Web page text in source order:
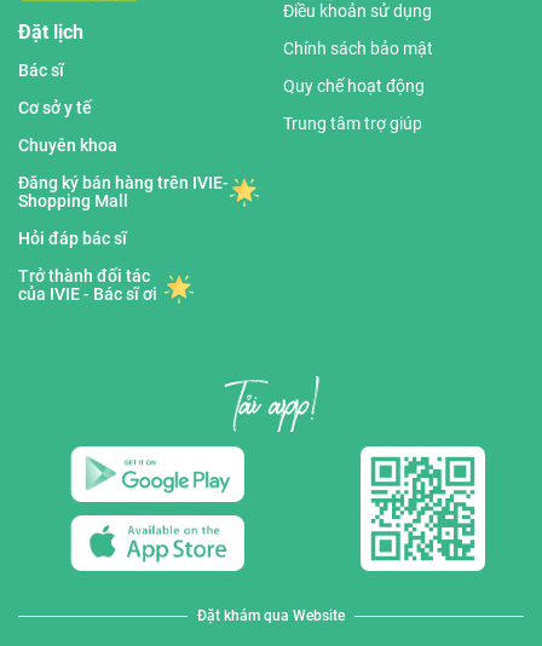
Đặt lịch
Bác sĩ
Cơ sở y tế
Chuyên khoa
Đăng ký bán hàng trên IVIE-
Shopping Mall
Hỏi đáp bác sĩ
Trở thành đối tác
của IVIE - Bác sĩ ơi
Điều khoản sử dụng
Chính sách bảo mật
Quy chế hoạt động
Trung tâm trợ giúp
Đặt khám qua Website